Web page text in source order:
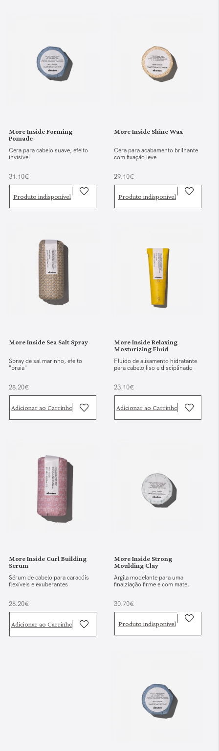
More Inside Forming
Pomade
Cera para cabelo suave, efeito
invisível
31.10€
Produto indisponível
More Inside Shine Wax
Cera para acabamento brilhante
com fixação leve
29.10€
Produto indisponível
More Inside Sea Salt Spray
Spray de sal marinho, efeito
"praia"
28.20€
Adicionar ao Carrinho
More Inside Relaxing
Mosturizing Fluid
Fluido de alisamento hidratante
para cabelo liso e disciplinado
23.10€
Adicionar ao Carrinho
More Inside Curl Building
Serum
Sérum de cabelo para caracóis
flexíveis e exuberantes
28.20€
Adicionar ao Carrinho
More Inside Strong
Moulding Clay
Argila modelante para uma
finalziação firme e com mate.
30.70€
Produto indisponível